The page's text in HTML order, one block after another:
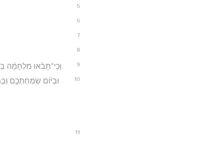
5
6
7
8
9 וְכִֽי־תָבֹ֨אוּ מִלְחָמָ֜ה
10
וּבְי֨וֹם שִׂמְחַתְכֶ֥ם
11